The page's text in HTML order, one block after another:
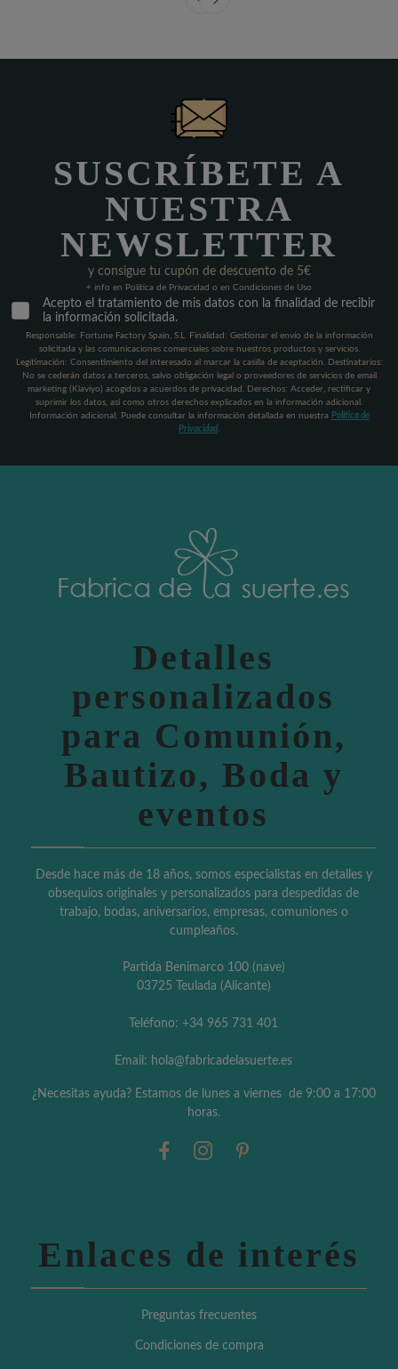
SUSCRÍBETE A
NUESTRA
NEWSLETTER
y consigue tu cupón de descuento de 5€
+ info en Política de Privacidad o en Condiciones de Uso
Acepto el tratamiento de mis datos con la finalidad de recibir
la información solicitada.
Responsable: Fortune Factory Spain, S.L. Finalidad: Gestionar el envío de la información
solicitada y las comunicaciones comerciales sobre nuestros productos y servicios.
Legitimación: Consentimiento del interesado al marcar la casilla de aceptación. Destinatarios:
No se cederán datos a terceros, salvo obligación legal o proveedores de servicios de email
marketing (Klaviyo) acogidos a acuerdos de privacidad. Derechos: Acceder, rectificar y
suprimir los datos, así como otros derechos explicados en la información adicional.
Información adicional: Puede consultar la información detallada en nuestra Política de
Privacidad
Detalles
personalizados
para Comunión,
Bautizo, Boda y
eventos
Desde hace más de 18 años, somos especialistas en detalles y
obsequios originales y personalizados para despedidas de
trabajo, bodas, aniversarios, empresas, comuniones o
cumpleaños.
Partida Benimarco 100 (nave)
03725 Teulada (Alicante)
Teléfono: +34 965 731 401
Email: hola@fabricadelasuerte.es
¿Necesitas ayuda? Estamos de lunes a viernes de 9:00 a 17:00
horas.
Enlaces de interés
Preguntas frecuentes
Condiciones de compra